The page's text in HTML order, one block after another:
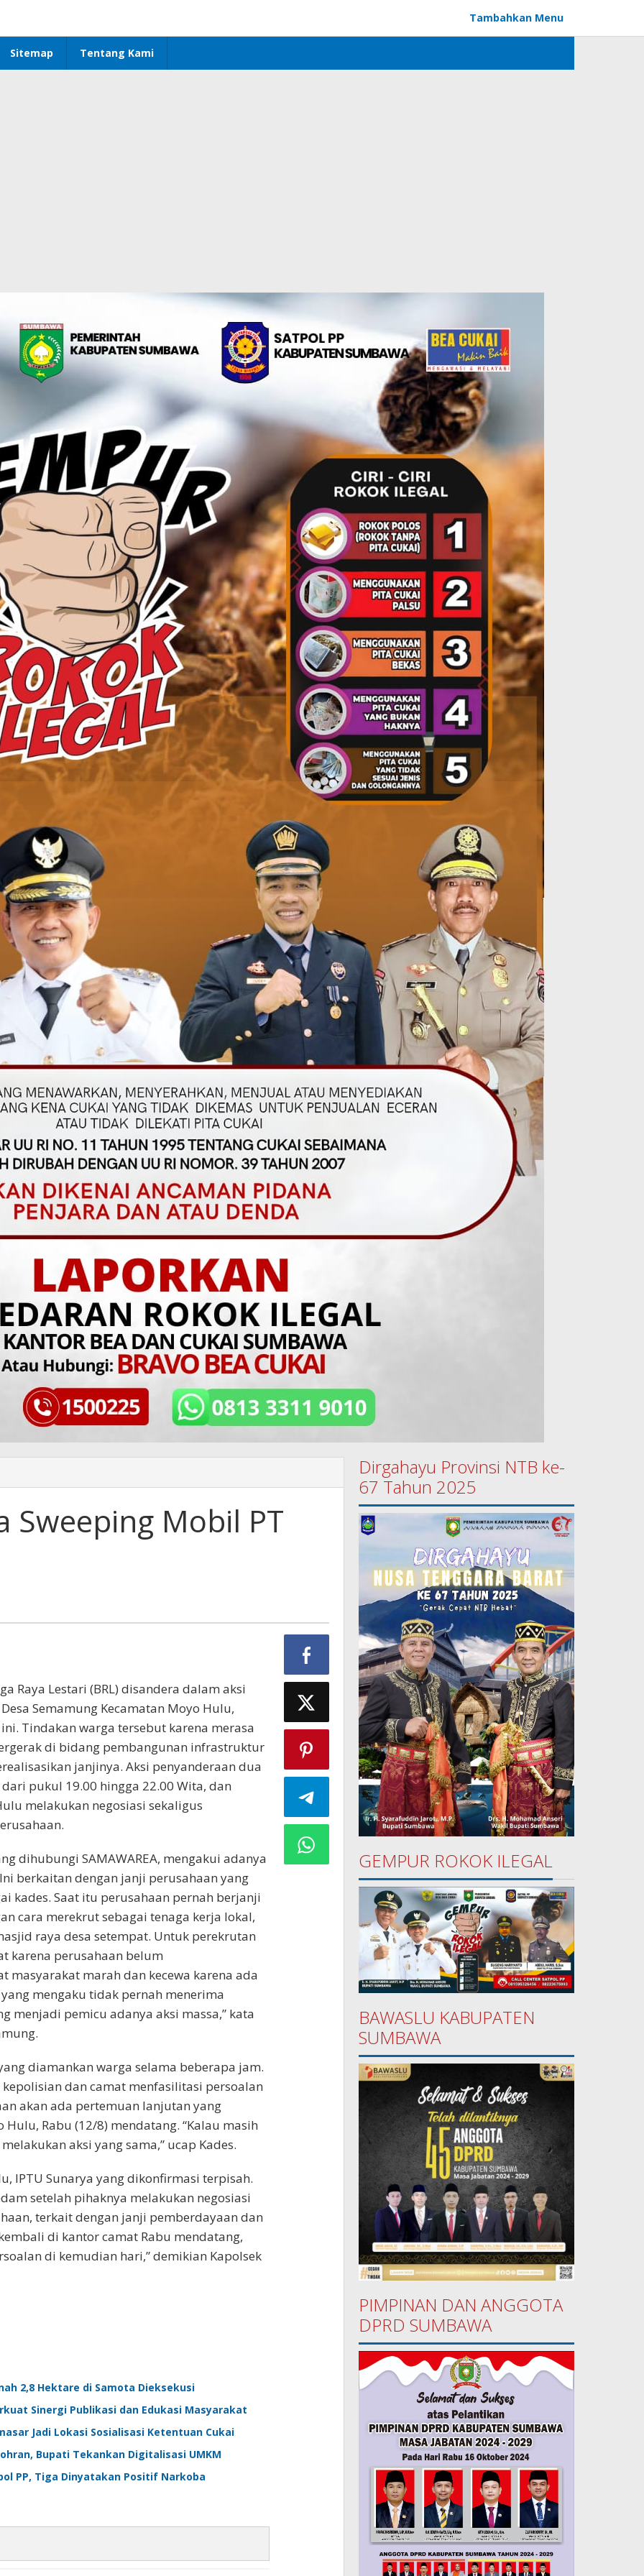
Tambahkan Menu
Sitemap Tentang Kami
Sweeping Mobil PT
Raya Lestari (BRL) disandera dalam aksi
Semamung Kecamatan Moyo Hulu,
Tindakan warga tersebut karena merasa
di bidang pembangunan infrastruktur
janjinya. Aksi penyanderaan dua
pukul 19.00 hingga 22.00 Wita, dan
melakukan negosiasi sekaligus
dihubungi SAMAWAREA, mengakui adanya
berkaitan dengan janji perusahaan yang
kades. Saat itu perusahaan pernah berjanji
cara merekrut sebagai tenaga kerja lokal,
raya desa setempat. Untuk perekrutan
karena perusahaan belum
marah dan kecewa karena ada
mengaku tidak pernah menerima
menjadi pemicu adanya aksi massa,” kata
diamankan warga selama beberapa jam.
dan camat menfasilitasi persoalan
akan ada pertemuan lanjutan yang
Rabu (12/8) mendatang. “Kalau masih
aksi yang sama,” ucap Kades.
IPTU Sunarya yang dikonfirmasi terpisah.
setelah pihaknya melakukan negosiasi
terkait dengan janji pemberdayaan dan
di kantor camat Rabu mendatang,
di kemudian hari,” demikian Kapolsek
2,8 Hektare di Samota Dieksekusi
Sinergi Publikasi dan Edukasi Masyarakat
Jadi Lokasi Sosialisasi Ketentuan Cukai
Bupati Tekankan Digitalisasi UMKM
PP, Tiga Dinyatakan Positif Narkoba
Dirgahayu Provinsi NTB ke-
67 Tahun 2025
GEMPUR ROKOK ILEGAL
BAWASLU KABUPATEN
SUMBAWA
PIMPINAN DAN ANGGOTA
DPRD SUMBAWA